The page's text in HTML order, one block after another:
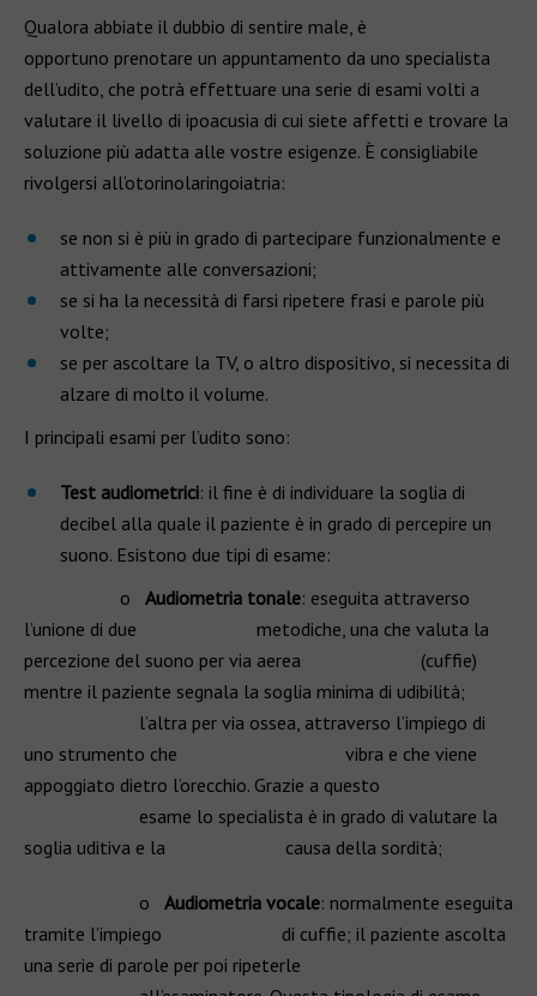
Qualora abbiate il dubbio di sentire male, è
opportuno prenotare un appuntamento da uno specialista
dell’udito, che potrà effettuare una serie di esami volti a
valutare il livello di ipoacusia di cui siete affetti e trovare la
soluzione più adatta alle vostre esigenze. È consigliabile
rivolgersi all’otorinolaringoiatria:
se non si è più in grado di partecipare funzionalmente e
attivamente alle conversazioni;
se si ha la necessità di farsi ripetere frasi e parole più
volte;
se per ascoltare la TV, o altro dispositivo, si necessita di
alzare di molto il volume.
I principali esami per l’udito sono:
Test audiometrici: il fine è di individuare la soglia di
decibel alla quale il paziente è in grado di percepire un
suono. Esistono due tipi di esame:
o Audiometria tonale: eseguita attraverso
l’unione di due metodiche, una che valuta la
percezione del suono per via aerea (cuffie)
mentre il paziente segnala la soglia minima di udibilità;
l’altra per via ossea, attraverso l’impiego di
uno strumento che vibra e che viene
appoggiato dietro l’orecchio. Grazie a questo
esame lo specialista è in grado di valutare la
soglia uditiva e la causa della sordità;
o Audiometria vocale: normalmente eseguita
tramite l’impiego di cuffie; il paziente ascolta
una serie di parole per poi ripeterle